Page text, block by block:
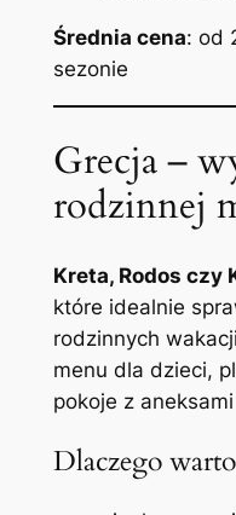
Średnia cena: od
sezonie
Grecja –
rodzinnej
Kreta, Rodos czy
które idealnie
rodzinnych
menu dla dzieci,
pokoje z
Dlaczego